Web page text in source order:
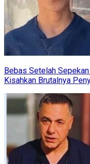
Bebas Setelah
Kisahkan Brutalnya